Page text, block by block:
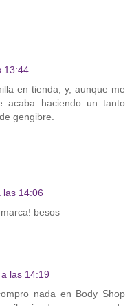
13:44
en tienda, y, aunque me
haciendo un tanto
gengibre.
las 14:06
besos
las 14:19
nada en Body Shop